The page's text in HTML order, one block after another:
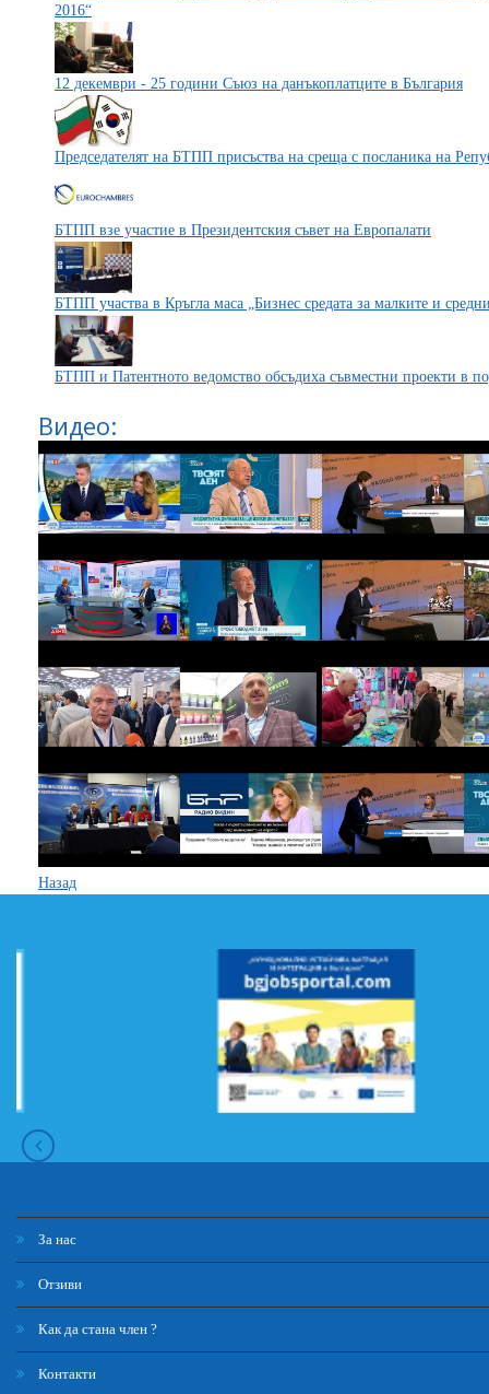
2016“
12 декември - 25 години Съюз на данъкоплатците в България
Председателят на БТПП присъства на среща с посланика на
БТПП взе участие в Президентския съвет на Европалати
БТПП участва в Кръгла маса „Бизнес средата за малките и
БТПП и Патентното ведомство обсъдиха съвместни проекти в
Видео:
Назад
За нас
Отзиви
Как да стана член ?
Контакти